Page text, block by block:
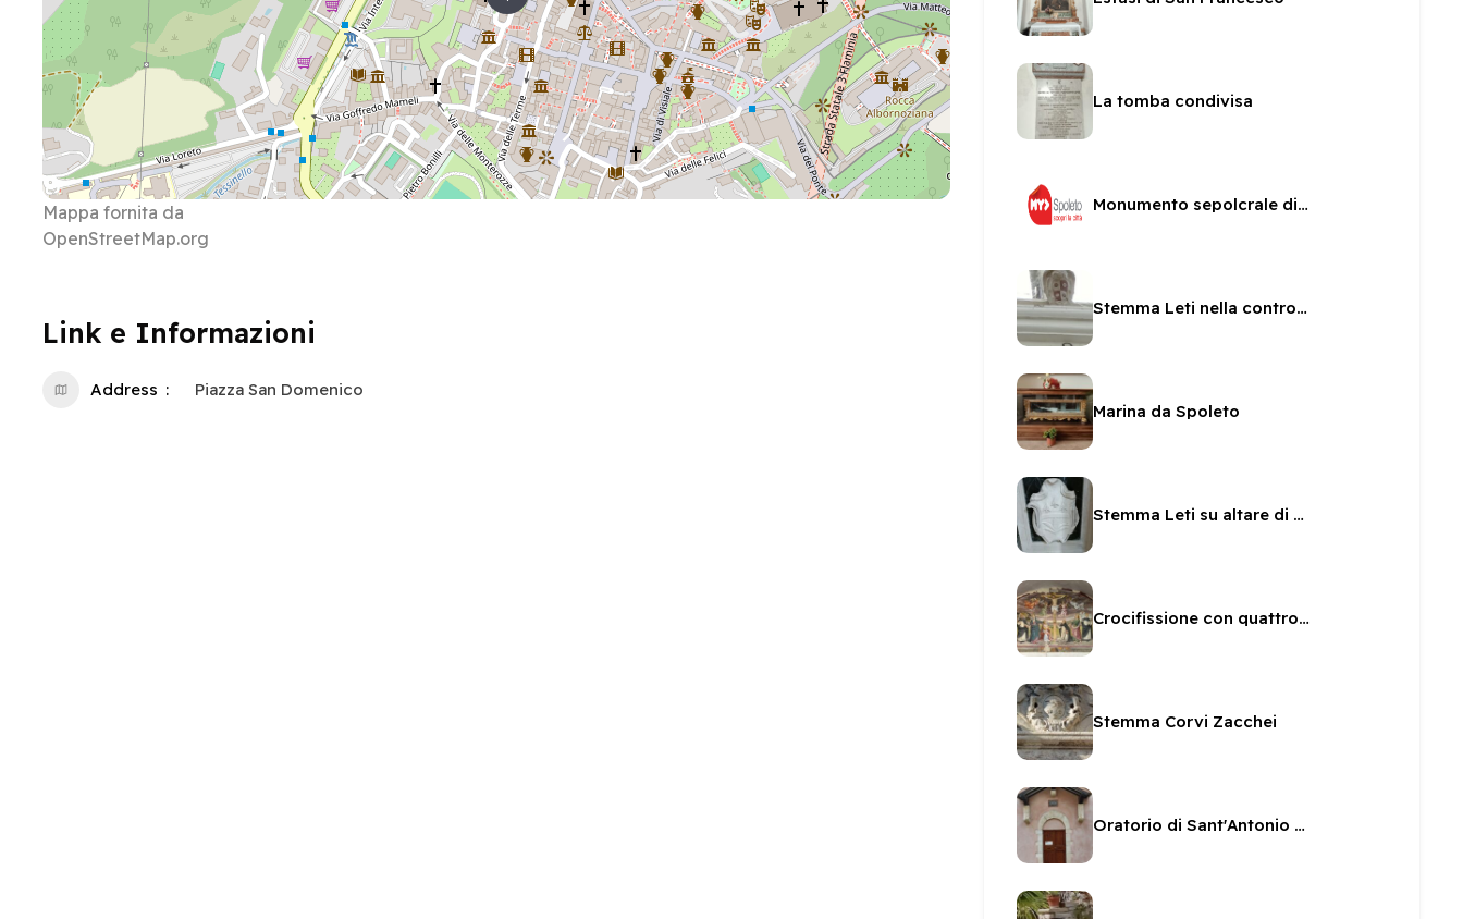
Mappa fornita da
OpenStreetMap.org
Link e Informazioni
Address Piazza San Domenico
La tomba condivisa
Monumento sepolcrale di Fulvio Orsini
Stemma Leti nella controfacciata di San Pietro
Marina da Spoleto
Stemma Leti su altare di San Brunone
Crocifissione con quattro angeli attribuita allo Spagna
Stemma Corvi Zacchei
Oratorio di Sant'Antonio da Padova